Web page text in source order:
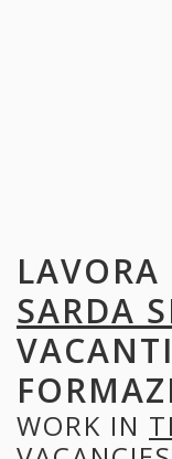
LAVORA
SARDA
WORK IN